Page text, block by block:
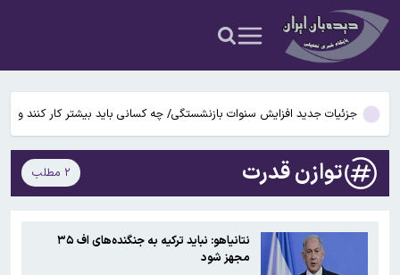
عکس و فیلم
یافته جدید: سرعت گرمایش جهانی در یک دهه گذشته تقریباً دو برابر
شده است
جزئیات جدید افزایش سنوات بازنشستگی/ چه کسانی باید بیشتر کار کنند و
چه افرادی معاف هستند؟
آتش‌سوزی مرگبار در مجتمع تجاری سعیدیه همدان
دانشمندان راز آبشار خونین جنوبگان را کشف کردند
بوگاتی سفارشی با نام «دِستِریِر» معرفی شد / W۱۶ هنوز نفس می‌کشد /
عکس و فیلم
یافته جدید: سرعت گرمایش جهانی در یک دهه گذشته تقریباً دو برابر
توازن قدرت ۲ مطلب
نتانیاهو: نباید ترکیه به جنگنده‌های اف ۳۵
مجهز شود